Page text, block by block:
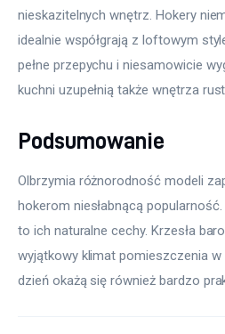
nieskazitelnych wnętrz. Hokery
idealnie współgrają z loftowym
pełne przepychu i niesamowicie
kuchni uzupełnią także wnętrza
Podsumowanie
Olbrzymia różnorodność modeli
hokerom niesłabnącą
to ich naturalne cechy. Krzesła
wyjątkowy klimat pomieszczenia
dzień okażą się również bardzo